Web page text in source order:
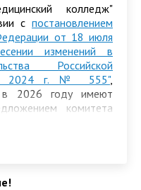
колледж"
с постановлением
от 18 июля
изменений в
Российской
2024 г. № 555",
в 2026 году имеют
комитета
обучении по
бюджета в